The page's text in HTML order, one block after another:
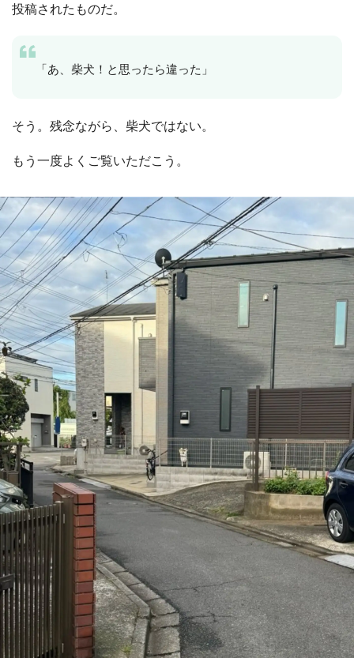
投稿されたものだ。
「あ、柴犬！と思ったら違った」
そう。残念ながら、柴犬ではない。
もう一度よくご覧いただこう。